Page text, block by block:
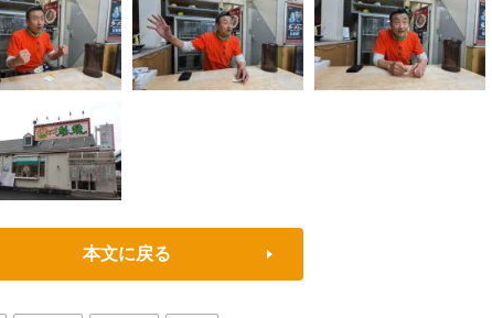
本文に戻る